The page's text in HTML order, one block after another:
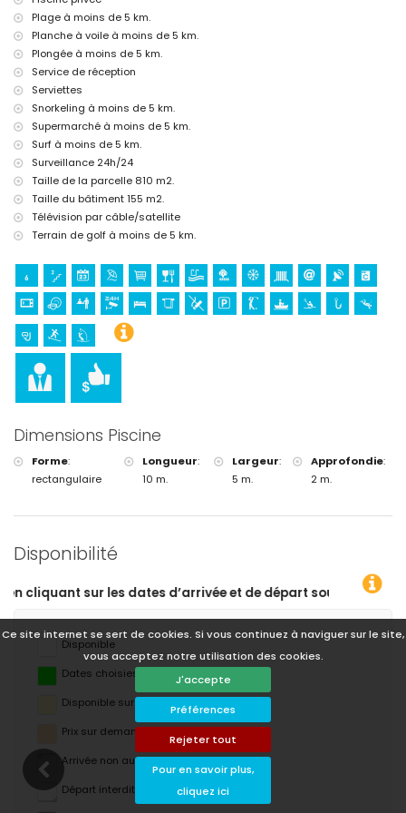
Ce site internet se sert de cookies. Si vous continuez à naviguer sur le site,
vous acceptez notre utilisation des cookies.
J'accepte
Préférences
Rejeter tout
Pour en savoir plus,
cliquez ici
église (Parroquia de Santa María Magdalena, Benitachell), château
(Castell de Moraira), ruine (Castell de Moraira), monument (Torre de
Vigía del Cap d'Or) et site historique (Centro histórico) (à moins de 5
kilomètres de l'hébergement)
musée (Ecomuseo Cemroqt L'almassera) (à moins de 10 kilomètres
de l'hébergement)
palais (Palacio Real Valencia) (à moins de 25 kilomètres de
l'hébergement)
Sports
golf (Club de Golf Xàbia), canoë, kayak, pêche, plongée, snorkeling,
surf et planche à voile (à moins de 5 kilomètres de la villa)
Plage à moins de 5 km.
Planche à voile à moins de 5 km.
Plongée à moins de 5 km.
Service de réception
Serviettes
Snorkeling à moins de 5 km.
Supermarché à moins de 5 km.
Surf à moins de 5 km.
Surveillance 24h/24
Taille de la parcelle 810 m2.
Taille du bâtiment 155 m2.
Télévision par câble/satellite
Terrain de golf à moins de 5 km.
Dimensions Piscine
Forme:
rectangulaire
Longueur:
10 m.
Largeur:
5 m.
Approfondie:
2 m.
Disponibilité
souhaitées !
Disponible
Dates choisies
Disponible sur demande
Prix ​​sur demande
Arrivée non autorisée
Départ interdit